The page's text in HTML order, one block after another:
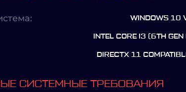
WINDOWS 10
INTEL CORE I3 (6TH
DIRECTX 11
СИСТЕМНЫЕ ТРЕБОВАНИЯ